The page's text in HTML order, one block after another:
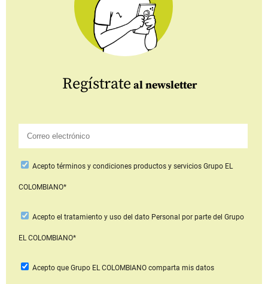
Regístrate al newsletter
Aceptotérminos y condiciones productos y serviciosGrupo EL
COLOMBIANO*
Acepto el tratamiento y uso del dato Personal por parte del Grupo
EL COLOMBIANO*
Acepto que Grupo EL COLOMBIANOcomparta mis datos